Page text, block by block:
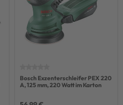
Bosch Exzenterschleifer PEX 220
A, 125 mm, 220 Watt im Karton